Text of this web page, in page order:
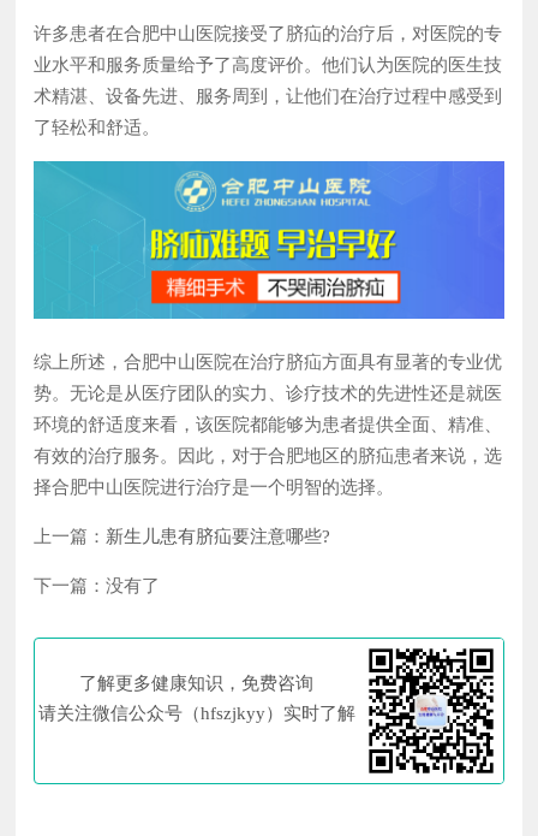
许多患者在合肥中山医院接受了脐疝的治疗后，对医院的专
业水平和服务质量给予了高度评价。他们认为医院的医生技
术精湛、设备先进、服务周到，让他们在治疗过程中感受到
了轻松和舒适。
综上所述，合肥中山医院在治疗脐疝方面具有显著的专业优
势。无论是从医疗团队的实力、诊疗技术的先进性还是就医
环境的舒适度来看，该医院都能够为患者提供全面、精准、
有效的治疗服务。因此，对于合肥地区的脐疝患者来说，选
择合肥中山医院进行治疗是一个明智的选择。
上一篇： 新生儿患有脐疝要注意哪些?
下一篇：没有了
了解更多健康知识，免费咨询
请关注微信公众号（hfszjkyy）实时了解